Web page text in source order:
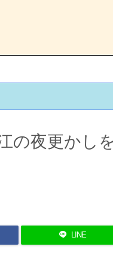
の夜更かし
LINE